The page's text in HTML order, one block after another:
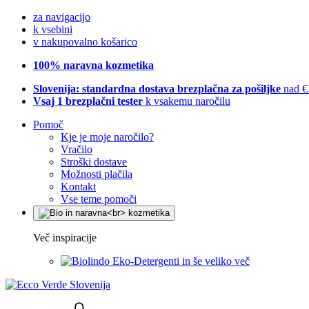
za navigacijo
k vsebini
v nakupovalno košarico
100% naravna kozmetika
Slovenija: standardna dostava brezplačna za pošiljke nad
Vsaj 1 brezplačni tester k vsakemu naročilu
Pomoč
Kje je moje naročilo?
Vračilo
Stroški dostave
Možnosti plačila
Kontakt
Vse teme pomoči
Več inspiracije
Eko-Detergenti in še veliko več